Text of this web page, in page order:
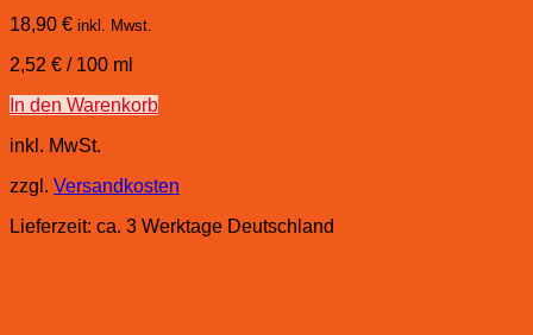
18,90 € inkl. Mwst.
2,52 € / 100 ml
In den Warenkorb
inkl. MwSt.
zzgl. Versandkosten
Lieferzeit: ca. 3 Werktage Deutschland